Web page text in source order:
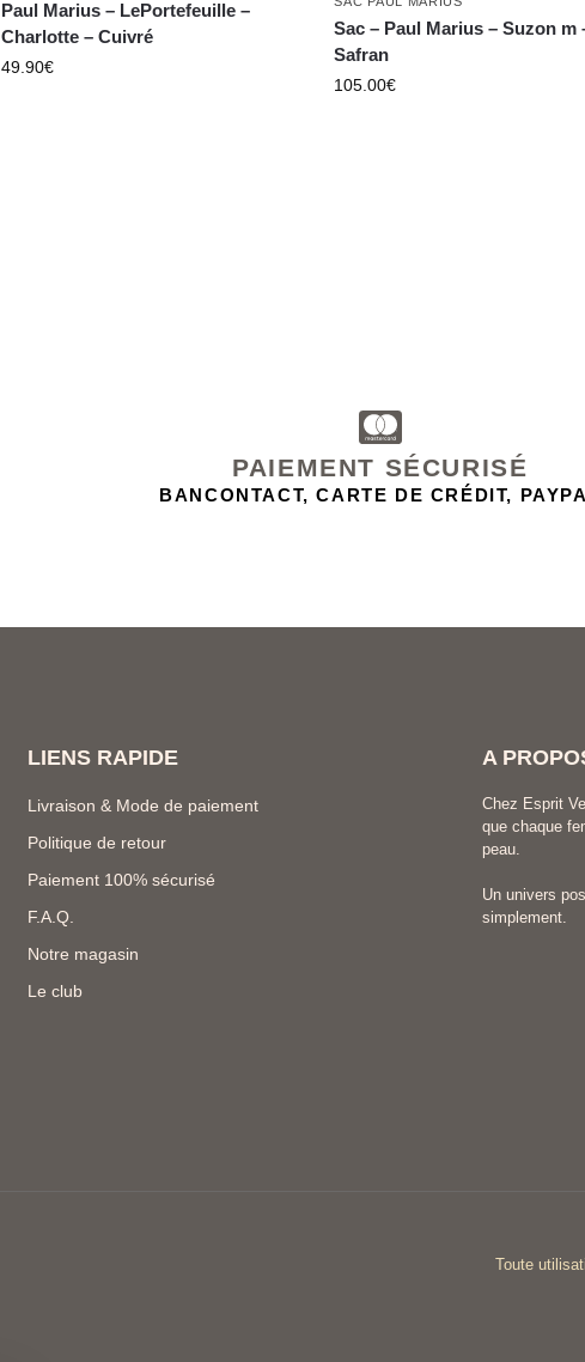
Paul Marius – LePortefeuille –
Charlotte – Cuivré
49.90€
Sac – Paul Marius – Suzon m
Safran
105.00€
PAIEMENT SÉCURISÉ
BANCONTACT, CARTE DE CRÉDIT,
LIENS RAPIDE
Livraison & Mode de paiement
Politique de retour
Paiement 100% sécurisé
F.A.Q.
Notre magasin
Le club
A
Chez Esprit
que chaque
peau.
Un univers
simplement.
Toute